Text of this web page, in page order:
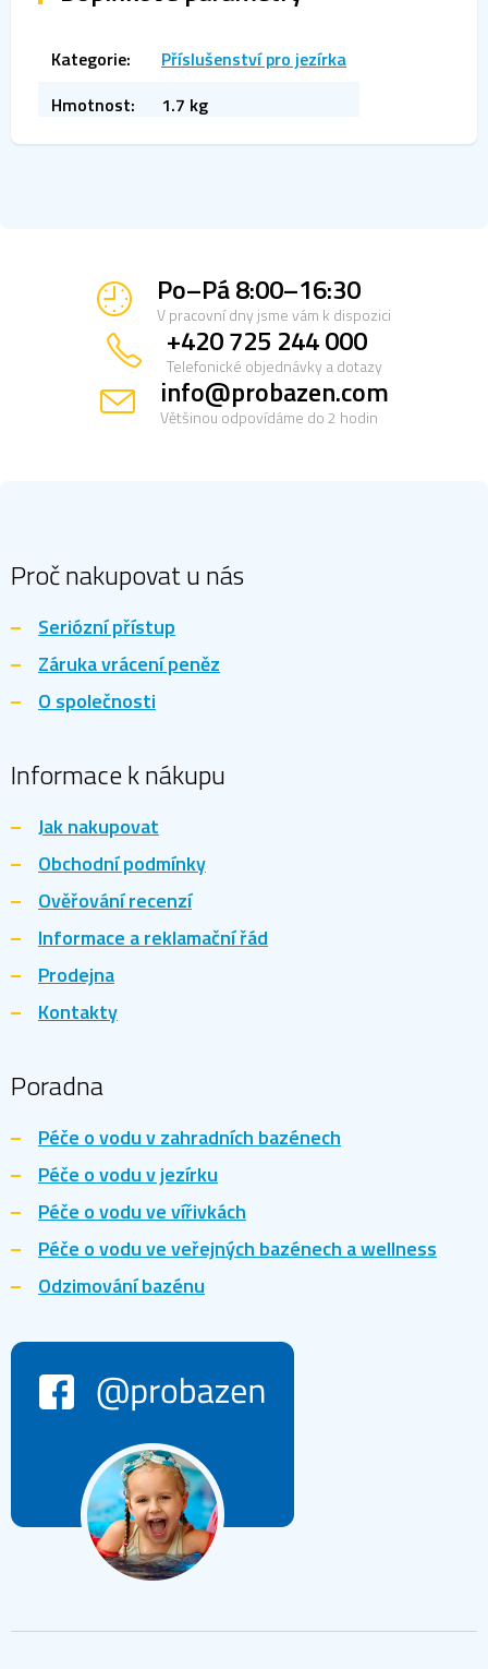
Kategorie:
Příslušenství pro jezírka
Hmotnost: 1.7 kg
Po–Pá 8:00–16:30
V pracovní dny jsme vám k dispozici
+420 725 244 000
Telefonické objednávky a dotazy
info@probazen.com
Většinou odpovídáme do 2 hodin
Proč nakupovat u nás
Seriózní přístup
Záruka vrácení peněz
O společnosti
Informace k nákupu
Jak nakupovat
Obchodní podmínky
Ověřování recenzí
Informace a reklamační řád
Prodejna
Kontakty
Poradna
Péče o vodu v zahradních bazénech
Péče o vodu v jezírku
Péče o vodu ve vířivkách
Péče o vodu ve veřejných bazénech a wellness
Odzimování bazénu